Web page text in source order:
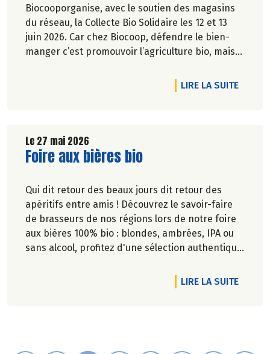
Biocooporganise, avec le soutien des magasins
du réseau, la Collecte Bio Solidaire les 12 et 13
juin 2026. Car chez Biocoop, défendre le bien-
manger c’est promouvoir l’agriculture bio, mais
LIRE LA SUITEDE
Le 27 mai 2026
Lire la suite de l'article
Foire aux bières bio
Qui dit retour des beaux jours dit retour des
apéritifs entre amis ! Découvrez le savoir-faire
de brasseurs de nos régions lors de notre foire
aux bières 100% bio : blondes, ambrées, IPA ou
sans alcool, profitez d'une sélection authentique
LIRE LA SUITEDE